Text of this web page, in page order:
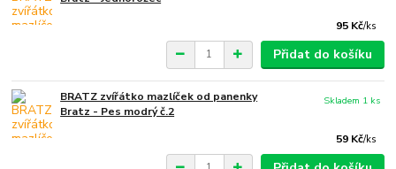
95 Kč/ks
Přidat do košíku
BRATZ zvířátko mazlíček od panenky
Bratz - Pes modrý č.2
59 Kč/ks
Skladem 1 ks